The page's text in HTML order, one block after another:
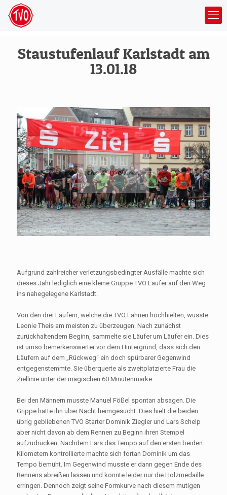
Staustufenlauf Karlstadt am
13.01.18
Aufgrund zahlreicher verletzungsbedingter Ausfälle machte sich
dieses Jahr lediglich eine kleine Gruppe TVO Läufer auf den Weg
ins nahegelegene Karlstadt.
Von den drei Läufern, welche die TVO Fahnen hochhielten, wusste
Leonie Theis am meisten zu überzeugen. Nach zunächst
zurückhaltendem Beginn, sammelte sie Läufer um Läufer ein. Dies
ist umso bemerkenswerter vor dem Hintergrund, dass sich den
Läufern auf dem „Rückweg“ ein doch spürbarer Gegenwind
entgegenstemmte. Sie überquerte als zweitplatzierte Frau die
Ziellinie unter der magischen 60 Minutenmarke.
Bei den Männern musste Manuel Fößel spontan absagen. Die
Grippe hatte ihn über Nacht heimgesucht. Dies hielt die beiden
übrig gebliebenen TVO Starter Dominik Ziegler und Lars Schelp
aber nicht davon ab dem Rennen zu Beginn ihren Stempel
aufzudrücken. Nachdem Lars das Tempo auf den ersten beiden
Kilometern kontrollierte machte sich fortan Dominik um das
Tempo bemüht. Im Gegenwind musste er dann gegen Ende des
Rennens abreißen lassen und konnte leider nur die Holzmedaille
erringen. Dennoch zeigt seine Formkurve nach diesem mutigen